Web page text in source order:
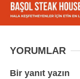
YORUMLAR
Bir yanıt yazın